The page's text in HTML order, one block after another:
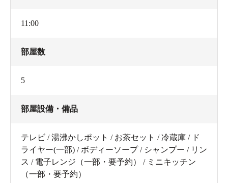
11:00
部屋数
5
部屋設備・備品
テレビ / 湯沸かしポット / お茶セット / 冷蔵庫 / ド
ライヤー(一部) / ボディーソープ / シャンプー / リン
ス / 電子レンジ（一部・要予約） / ミニキッチン
（一部・要予約）